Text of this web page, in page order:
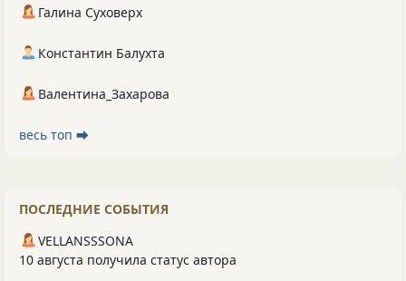
Галина Суховерх
Константин Балухта
Валентина_Захарова
весь топ ⮕
ПОСЛЕДНИЕ СОБЫТИЯ
VELLANSSSONA
10 августа получила статус автора